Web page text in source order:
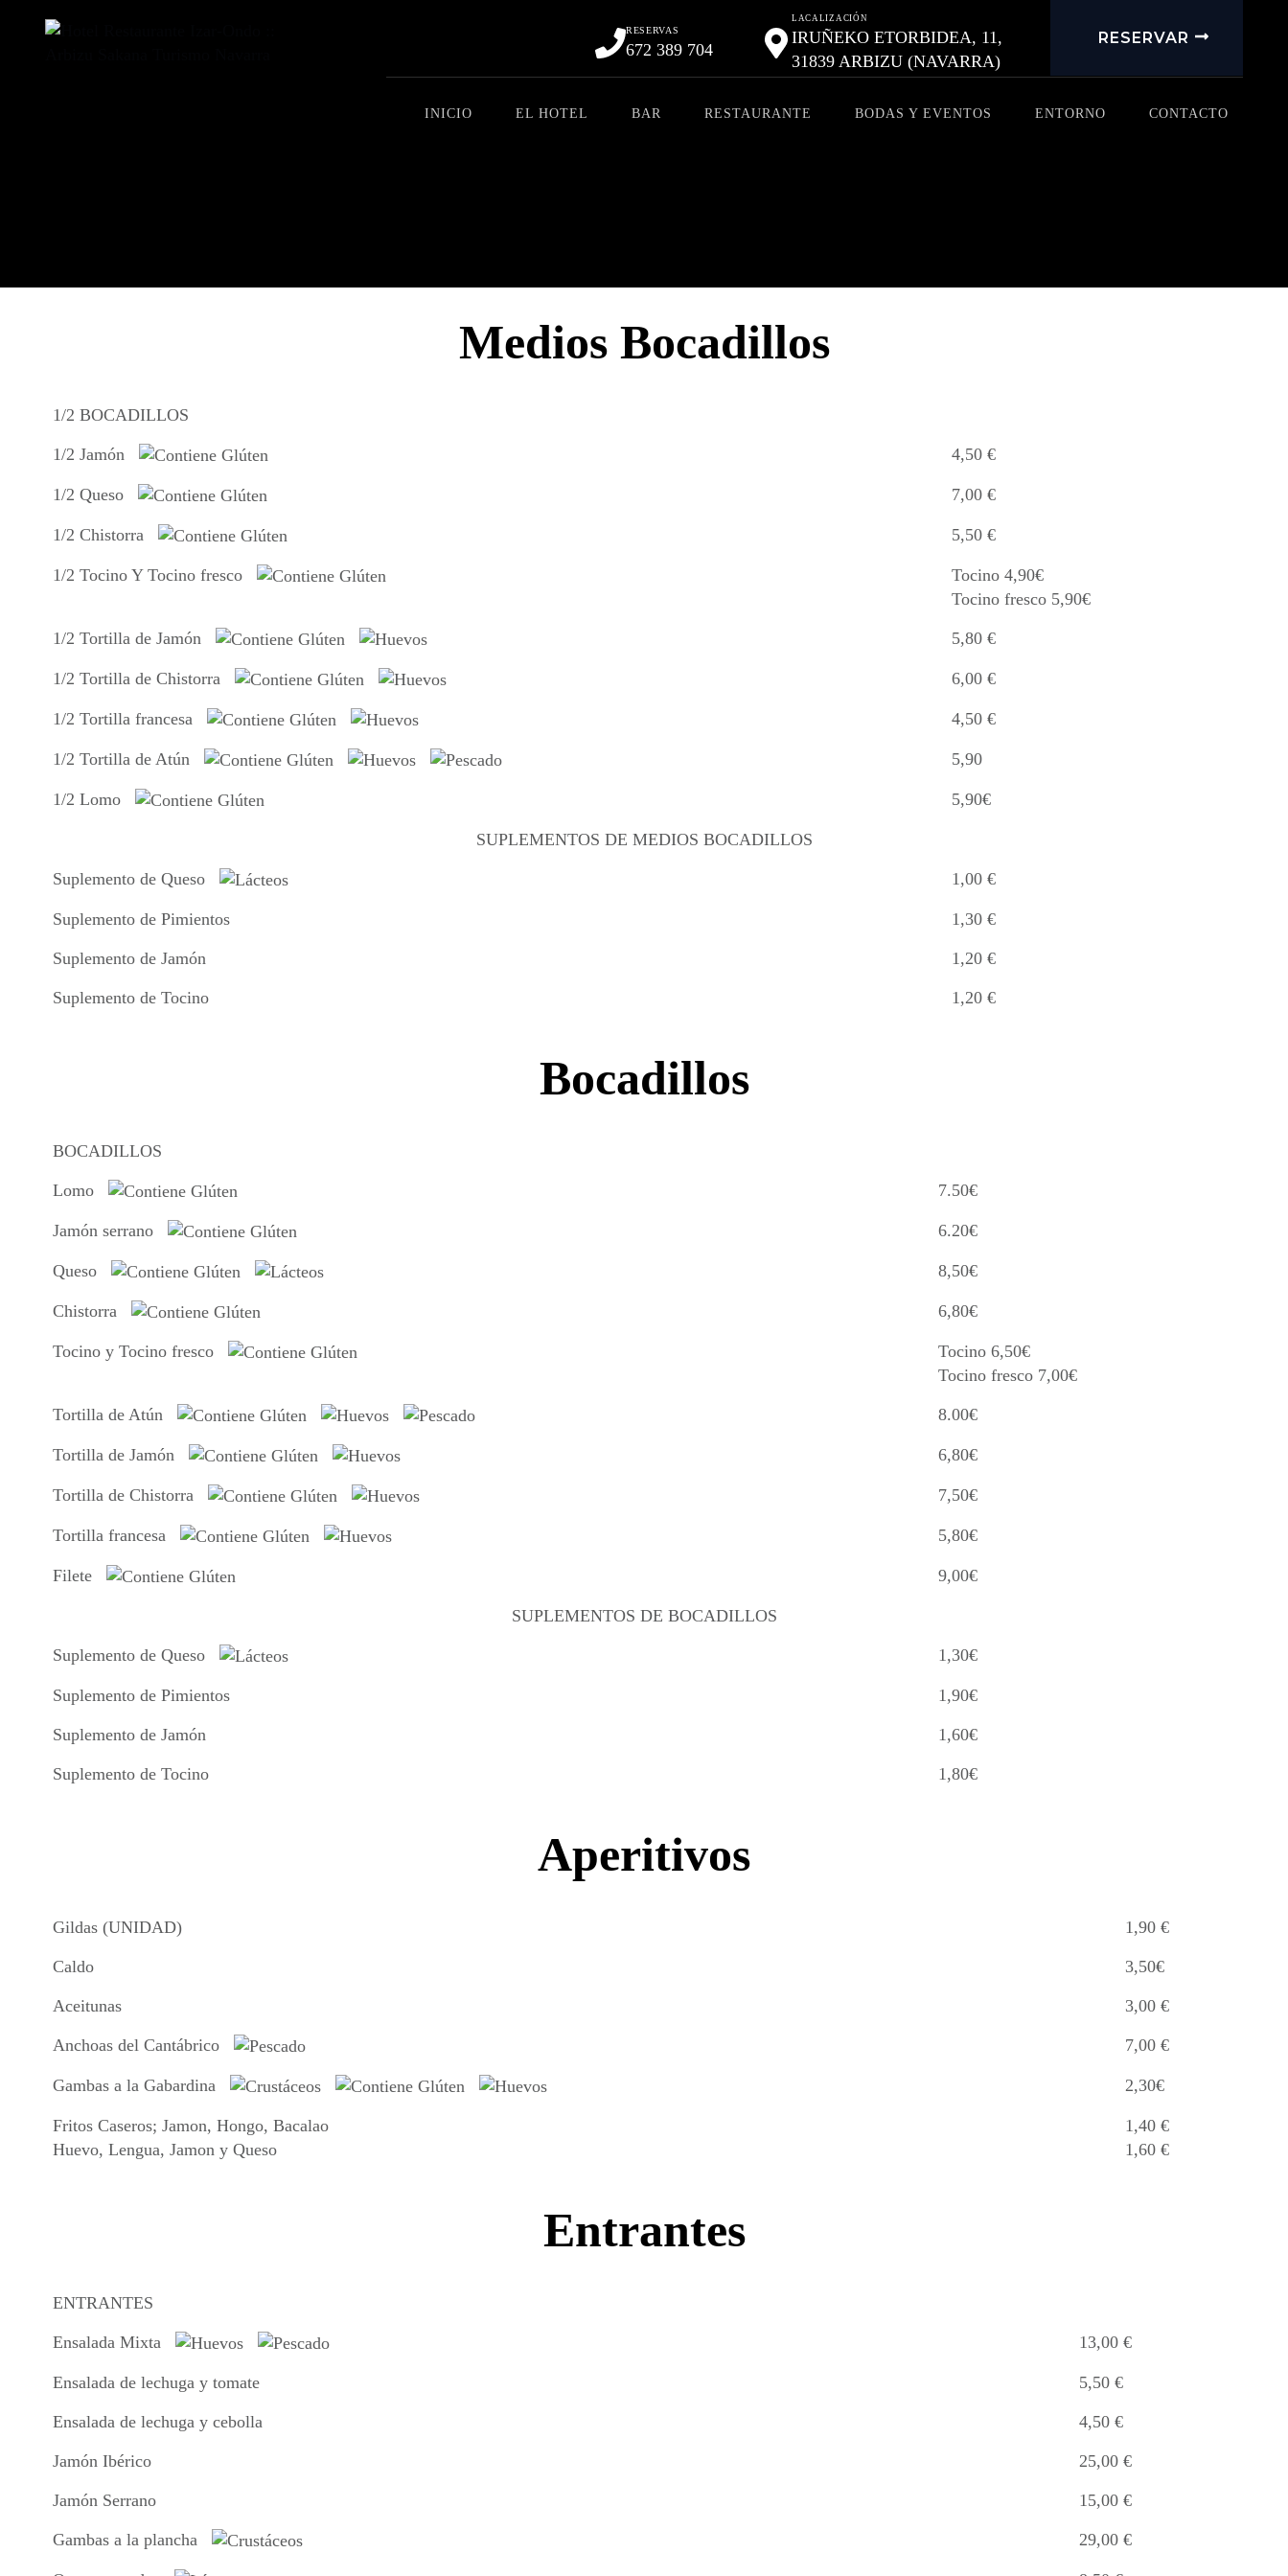
RESERVAS
672 389 704
LACALIZACIÓN
IRUÑEKO ETORBIDEA, 11,
31839 ARBIZU (NAVARRA)
RESERVAR
INICIO EL HOTEL BAR RESTAURANTE BODAS Y EVENTOS ENTORNO CONTACTO
Medios Bocadillos
1/2 BOCADILLOS
1/2 Jamón 4,50 €
1/2 Queso 7,00 €
1/2 Chistorra 5,50 €
1/2 Tocino Y Tocino fresco
Tocino 4,90€
Tocino fresco 5,90€
1/2 Tortilla de Jamón 5,80 €
1/2 Tortilla de Chistorra 6,00 €
1/2 Tortilla francesa 4,50 €
1/2 Tortilla de Atún 5,90
1/2 Lomo 5,90€
SUPLEMENTOS DE MEDIOS BOCADILLOS
Suplemento de Queso 1,00 €
Suplemento de Pimientos 1,30 €
Suplemento de Jamón 1,20 €
Suplemento de Tocino 1,20 €
Bocadillos
BOCADILLOS
Lomo 7.50€
Jamón serrano 6.20€
Queso 8,50€
Chistorra 6,80€
Tocino y Tocino fresco
Tocino 6,50€
Tocino fresco 7,00€
Tortilla de Atún 8.00€
Tortilla de Jamón 6,80€
Tortilla de Chistorra 7,50€
Tortilla francesa 5,80€
Filete 9,00€
SUPLEMENTOS DE BOCADILLOS
Suplemento de Queso 1,30€
Suplemento de Pimientos 1,90€
Suplemento de Jamón 1,60€
Suplemento de Tocino 1,80€
Aperitivos
Gildas (UNIDAD) 1,90 €
Caldo 3,50€
Aceitunas 3,00 €
Anchoas del Cantábrico 7,00 €
Gambas a la Gabardina 2,30€
Fritos Caseros; Jamon, Hongo, Bacalao
Huevo, Lengua, Jamon y Queso
1,40 €
1,60 €
Entrantes
ENTRANTES
Ensalada Mixta 13,00 €
Ensalada de lechuga y tomate 5,50 €
Ensalada de lechuga y cebolla 4,50 €
Jamón Ibérico 25,00 €
Jamón Serrano 15,00 €
Gambas a la plancha 29,00 €